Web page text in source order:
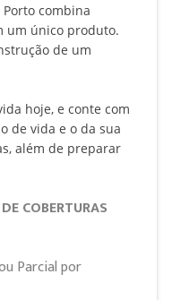
Porto combina
um único produto.
de um
hoje, e conte com
de vida e o da sua
além de preparar
COBERTURAS
Parcial por